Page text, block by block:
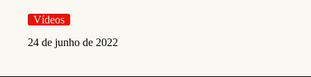
Vídeos
24 de junho de 2022